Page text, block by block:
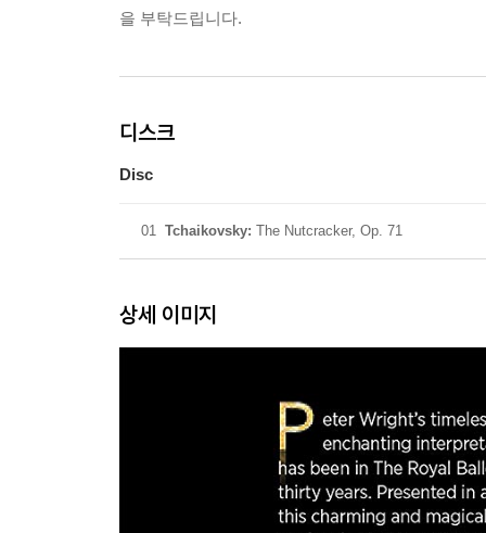
을 부탁드립니다.
디스크
Disc
01 Tchaikovsky: The Nutcracker, Op. 71
상세 이미지